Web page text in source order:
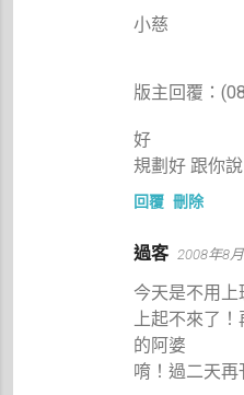
小慈
版主回覆：
好
規劃好 跟你說
回覆 刪除
過客 2008年8
今天是不用
上起不來了
的阿婆
唷！過二天